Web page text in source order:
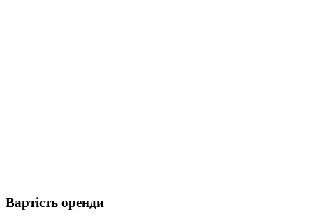
Вартість оренди